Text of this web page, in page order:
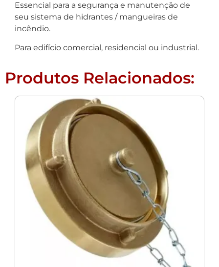
Essencial para a segurança e manutenção de
seu sistema de hidrantes / mangueiras de
incêndio.
Para edifício comercial, residencial ou industrial.
Produtos Relacionados: